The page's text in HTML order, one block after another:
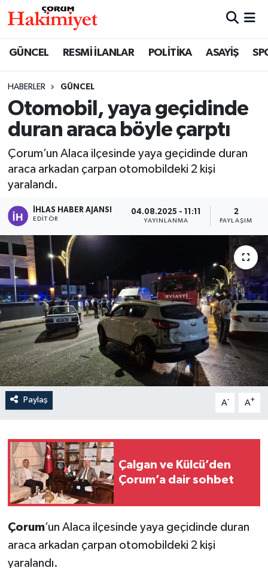
GÜNCEL RESMİ İLANLAR POLİTİKA ASAYİŞ
HABERLER GÜNCEL
Otomobil, yaya geçidinde
duran araca böyle çarptı
Çorum’un Alaca ilçesinde yaya geçidinde duran
araca arkadan çarpan otomobildeki 2 kişi
yaralandı.
İHLAS HABER AJANSI
EDITÖR
04.08.2025 - 11:11
YAYINLANMA
2
PAYLAŞIM
Paylaş A- A+
Çalgan ve Külcü’den
Çorum’a dair sohbet
Çorum’un Alaca ilçesinde yaya geçidinde duran
araca arkadan çarpan otomobildeki 2 kişi
yaralandı.
SAĞLIK
ASAYİŞ
EKONOMİ
EĞİTİM
İLÇELER
OTOPARK
TEKNOLOJİ
Nöbetçi Eczaneler
Çorum Namaz Vakitleri
Trafik Durumu
Süper Lig Puan Durumu ve Fikstür
Haber Arşivi